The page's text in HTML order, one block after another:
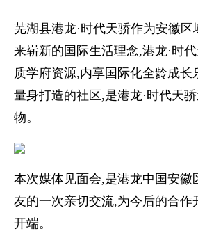
芜湖县港龙·时代天骄作为安徽
来崭新的国际生活理念,港龙·时
质学府资源,内享国际化全龄成长
量身打造的社区,是港龙·时代天
物。
本次媒体见面会,是港龙中国安徽
友的一次亲切交流,为今后的合作
开端。